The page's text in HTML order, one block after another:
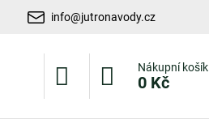
info@jutronavody.cz
Nákupní košík
0 Kč